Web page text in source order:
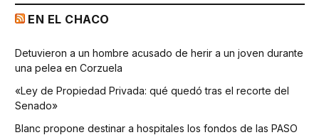
EN EL CHACO
Detuvieron a un hombre acusado de herir a un joven durante
una pelea en Corzuela
«Ley de Propiedad Privada: qué quedó tras el recorte del
Senado»
Blanc propone destinar a hospitales los fondos de las PASO